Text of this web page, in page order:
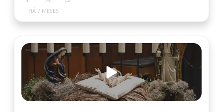
HÁ 7 MESES